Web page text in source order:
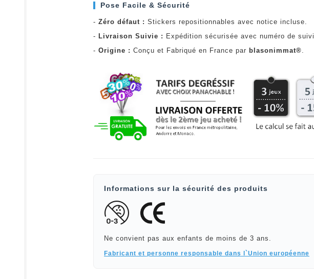
Pose Facile & Sécurité
- Zéro défaut : Stickers repositionnables avec notice incluse.
- Livraison Suivie : Expédition sécurisée avec numéro de suivi.
- Origine : Conçu et Fabriqué en France par blasonimmat®
Informations sur la sécurité des produits
Ne convient pas aux enfants de moins de 3 ans.
Fabricant et personne responsable dans l`Union européenne